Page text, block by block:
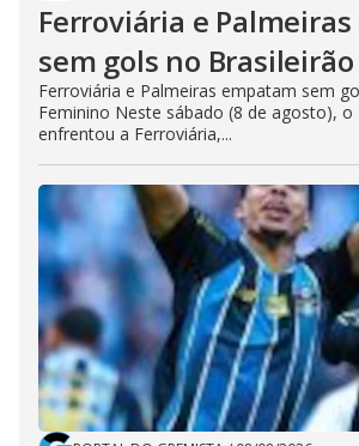
Ferroviária e
sem gols no
Ferroviária e Palmeiras empatam sem
Feminino Neste sábado (8 de agosto), o
enfrentou a Ferroviária,...